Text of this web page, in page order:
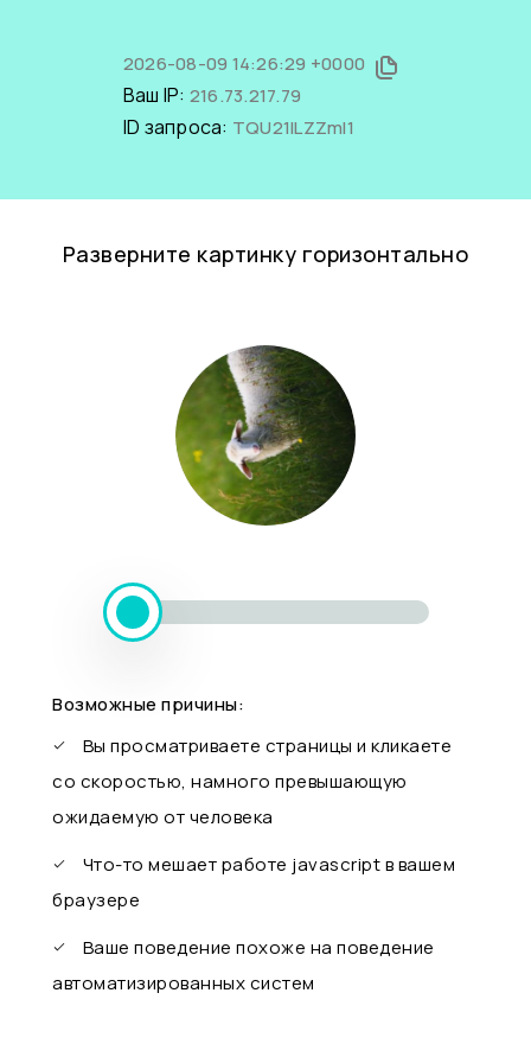
2026-08-09 14:26:29 +0000
Ваш IP: 216.73.217.79
ID запроса: TQU21ILZZmI1
Разверните картинку горизонтально
Возможные причины:
Вы просматриваете страницы и кликаете
со скоростью, намного превышающую
ожидаемую от человека
Что-то мешает работе javascript в вашем
браузере
Ваше поведение похоже на поведение
автоматизированных систем